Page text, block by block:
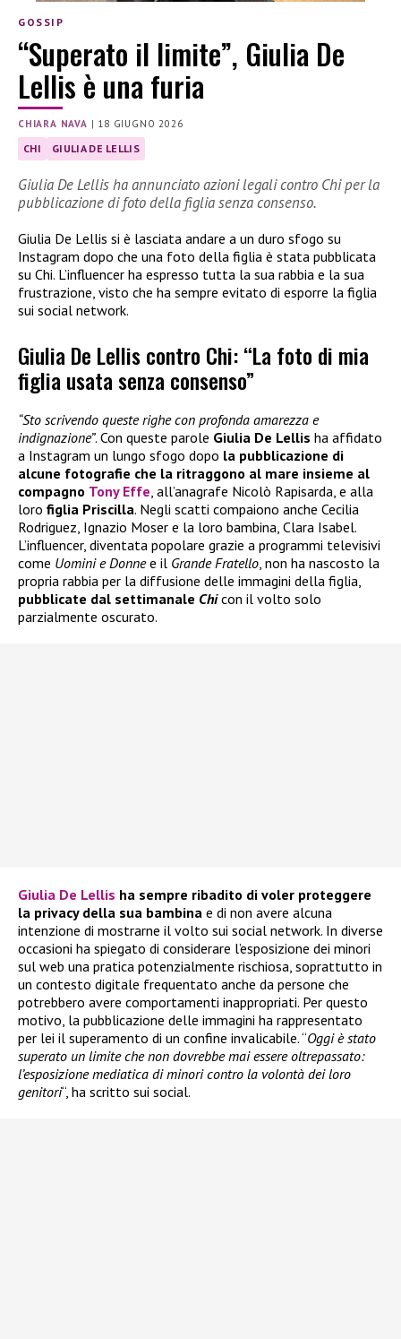
GOSSIP
“Superato il limite”, Giulia De
Lellis è una furia
CHIARA NAVA | 18 GIUGNO 2026
CHI GIULIA DE LELLIS
Giulia De Lellis ha annunciato azioni legali contro Chi per la
pubblicazione di foto della figlia senza consenso.
Giulia De Lellis si è lasciata andare a un duro sfogo su
Instagram dopo che una foto della figlia è stata pubblicata
su Chi. L’influencer ha espresso tutta la sua rabbia e la sua
frustrazione, visto che ha sempre evitato di esporre la figlia
sui social network.
Giulia De Lellis contro Chi: “La foto di mia
figlia usata senza consenso”
“Sto scrivendo queste righe con profonda amarezza e
indignazione”. Con queste parole Giulia De Lellis ha affidato
a Instagram un lungo sfogo dopo la pubblicazione di
alcune fotografie che la ritraggono al mare insieme al
compagno Tony Effe, all’anagrafe Nicolò Rapisarda, e alla
loro figlia Priscilla. Negli scatti compaiono anche Cecilia
Rodriguez, Ignazio Moser e la loro bambina, Clara Isabel.
L’influencer, diventata popolare grazie a programmi televisivi
come Uomini e Donnee il Grande Fratello, non ha nascosto la
propria rabbia per la diffusione delle immagini della figlia,
pubblicate dal settimanale Chicon il volto solo
parzialmente oscurato.
Giulia De Lellis ha sempre ribadito di voler proteggere
la privacy della sua bambina e di non avere alcuna
intenzione di mostrarne il volto sui social network. In diverse
occasioni ha spiegato di considerare l’esposizione dei minori
sul web una pratica potenzialmente rischiosa, soprattutto in
un contesto digitale frequentato anche da persone che
potrebbero avere comportamenti inappropriati. Per questo
motivo, la pubblicazione delle immagini ha rappresentato
per lei il superamento di un confine invalicabile. “Oggi è stato
superato un limite che non dovrebbe mai essere oltrepassato:
l’esposizione mediatica di minori contro la volontà dei loro
genitori“, ha scritto sui social.